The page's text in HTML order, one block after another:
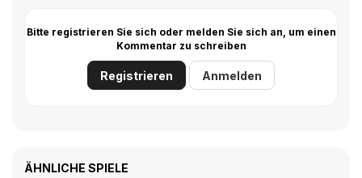
Bitte registrieren Sie sich oder melden Sie sich an, um einen
Kommentar zu schreiben
Registrieren Anmelden
ÄHNLICHE SPIELE